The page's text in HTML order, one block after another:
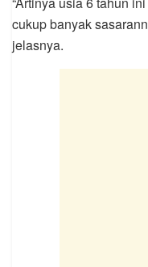
cukup banyak
jelasnya.